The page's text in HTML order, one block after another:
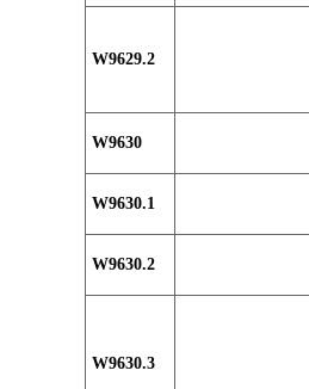
W9629.2
W9630
W9630.1
W9630.2
W9630.3